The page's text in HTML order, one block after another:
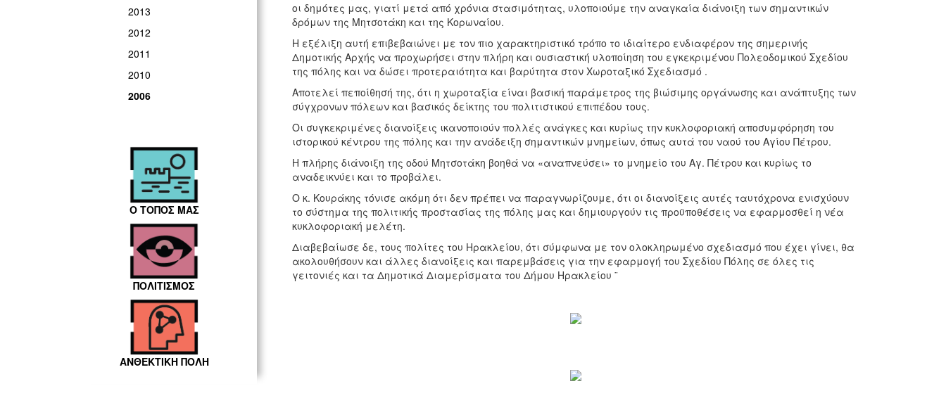
2013
2012
2011
2010
2006
Ο ΤΟΠΟΣ ΜΑΣ
ΠΟΛΙΤΙΣΜΟΣ
ΑΝΘΕΚΤΙΚΗ ΠΟΛΗ
οι δημότες μας, γιατί μετά από χρόνια στασιμότητας, υλοποιούμε την αναγκαία διάνοιξη των σημαντικών
δρόμων της Μητσοτάκη και της Κορωναίου.
Η εξέλιξη αυτή επιβεβαιώνει με τον πιο χαρακτηριστικό τρόπο το ιδιαίτερο ενδιαφέρον της σημερινής
Δημοτικής Αρχής να προχωρήσει στην πλήρη και ουσιαστική υλοποίηση του εγκεκριμένου Πολεοδομικού Σχεδίου
της πόλης και να δώσει προτεραιότητα και βαρύτητα στον Χωροταξικό Σχεδιασμό .
Αποτελεί πεποίθησή της, ότι η χωροταξία είναι βασική παράμετρος της βιώσιμης οργάνωσης και ανάπτυξης των
σύγχρονων πόλεων και βασικός δείκτης του πολιτιστικού επιπέδου τους.
Οι συγκεκριμένες διανοίξεις ικανοποιούν πολλές ανάγκες και κυρίως την κυκλοφοριακή αποσυμφόρηση του
ιστορικού κέντρου της πόλης και την ανάδειξη σημαντικών μνημείων, όπως αυτά του ναού του Αγίου Πέτρου.
Η πλήρης διάνοιξη της οδού Μητσοτάκη βοηθά να «αναπνεύσει» το μνημείο του Αγ. Πέτρου και κυρίως το
αναδεικνύει και το προβάλει.
Ο κ. Κουράκης τόνισε ακόμη ότι δεν πρέπει να παραγνωρίζουμε, ότι οι διανοίξεις αυτές ταυτόχρονα ενισχύουν
το σύστημα της πολιτικής προστασίας της πόλης μας και δημιουργούν τις προϋποθέσεις να εφαρμοσθεί η νέα
κυκλοφοριακή μελέτη.
Διαβεβαίωσε δε, τους πολίτες του Ηρακλείου, ότι σύμφωνα με τον ολοκληρωμένο σχεδιασμό που έχει γίνει, θα
ακολουθήσουν και άλλες διανοίξεις και παρεμβάσεις για την εφαρμογή του Σχεδίου Πόλης σε όλες τις
γειτονιές και τα Δημοτικά Διαμερίσματα του Δήμου Ηρακλείου ¨